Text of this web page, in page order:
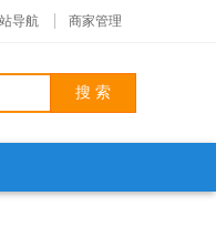
导航 商家管理